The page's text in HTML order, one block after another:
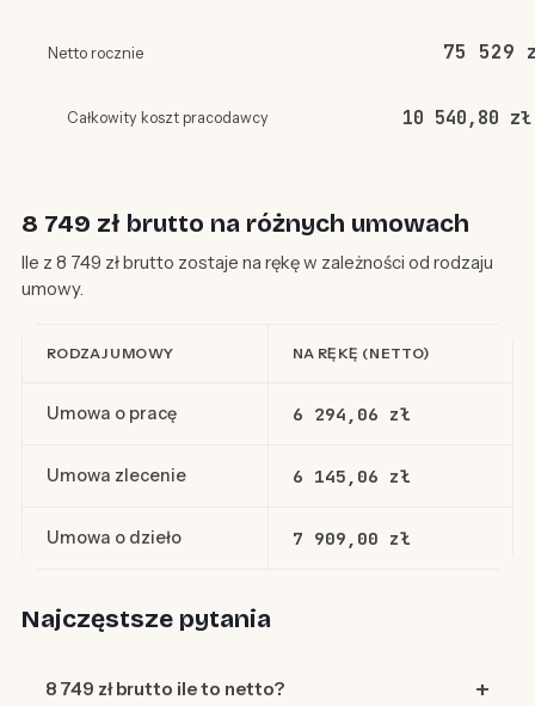
Netto rocznie 75 529
Całkowity koszt pracodawcy 10 540,80 zł
8 749 zł brutto na różnych umowach
Ile z 8 749 zł brutto zostaje na rękę w zależności od rodzaju
umowy.
RODZAJ UMOWY NA RĘKĘ (NETTO)
Umowa o pracę 6 294,06 zł
Umowa zlecenie 6 145,06 zł
Umowa o dzieło 7 909,00 zł
Najczęstsze pytania
8 749 zł brutto ile to netto?